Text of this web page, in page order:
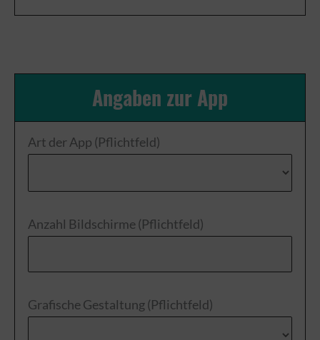
Angaben zur App
Art der App (Pflichtfeld)
Anzahl Bildschirme (Pflichtfeld)
Grafische Gestaltung (Pflichtfeld)